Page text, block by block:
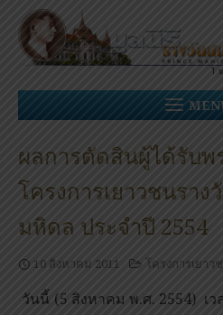
Skip
content
ผลการตัดสินผู้ได้รับ
โครงการเยาวชนราง
มหิดล ประจำปี 2554
10 สิงหาคม 2011 โครงการเยาว
วันนี้ (5 สิงหาคม พ.ศ. 2554) เ